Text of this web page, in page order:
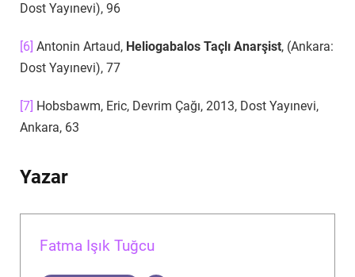
Dost Yayınevi), 96
[6] Antonin Artaud, Heliogabalos Taçlı Anarşist, (Ankara:
Dost Yayınevi), 77
[7] Hobsbawm, Eric, Devrim Çağı, 2013, Dost Yayınevi,
Ankara, 63
Yazar
Fatma Işık Tuğcu